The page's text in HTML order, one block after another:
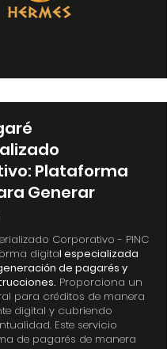
Plataforma
Generar
Corporativo - PINC
digital especializada
de pagarés y
Proporciona un
para créditos de manera
digital y cubriendo
Este servicio
de pagarés de manera